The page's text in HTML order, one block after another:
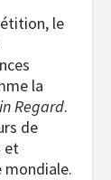
le
la
Regard.
de
et
mondiale.